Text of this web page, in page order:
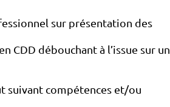
sur présentation des
CDD débouchant à l’issue sur un
suivant compétences et/ou